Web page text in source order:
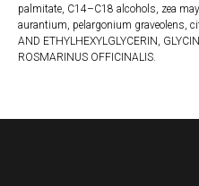
palmitate, C14–C18 alcohols, zea
aurantium, pelargonium graveolens,
AND ETHYLHEXYLGLYCERIN,
ROSMARINUS OFFICINALIS.